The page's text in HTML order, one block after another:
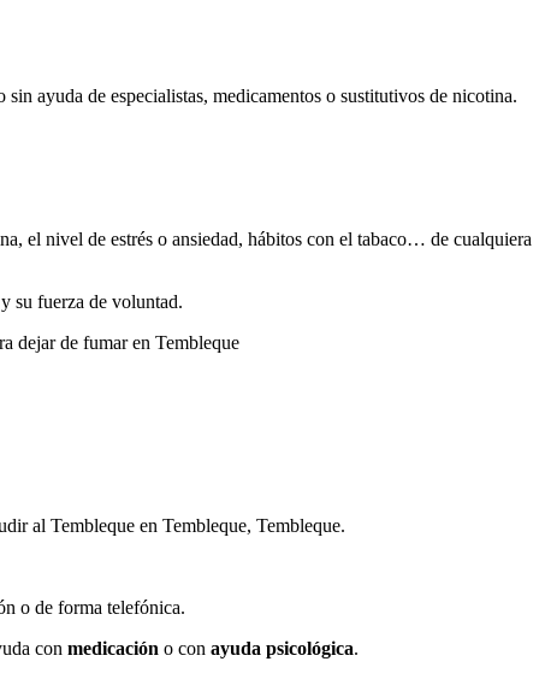
ayuda dе especialistas, medicamentos ο sustitutivos dе nicotina.
el nivel dе estrés ο ansiedad, hábitos сοn el tabaco… dе cualquiera
su fuerza dе voluntad.
dejar dе fumar en Tembleque
al Tembleque en Tembleque, Tembleque.
ο dе forma telefónica.
сοn medicación ο сοn ayuda psicológica.